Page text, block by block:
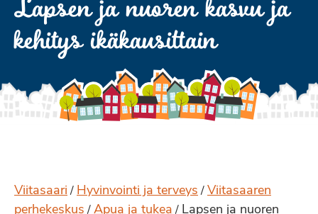
kehitys ikäkausittain
Viitasaari / Hyvinvointi ja terveys / Viitasaaren
perhekeskus / Apua ja tukea / Lapsen ja nuoren